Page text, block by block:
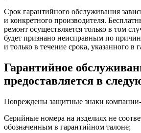
Срок гарантийного обслуживания
и конкретного производителя.
ремонт осуществляется только в том
будет признано неисправным по
и только в течение срока, указанного в
Гарантийное
предоставляется в
Повреждены защитные знаки компании-
Серийные номера на изделиях не
обозначенным в гарантийном талоне;